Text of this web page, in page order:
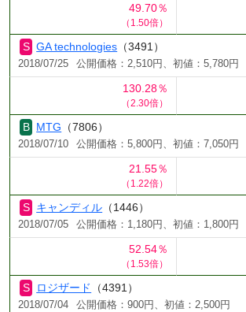
49.70％
（1.50倍）
GA technologies （3491）
2018/07/25 公開価格：2,510円、初値：5,780円
130.28％
（2.30倍）
MTG （7806）
2018/07/10 公開価格：5,800円、初値：7,050円
21.55％
（1.22倍）
キャンディル （1446）
2018/07/05 公開価格：1,180円、初値：1,800円
52.54％
（1.53倍）
ロジザード （4391）
2018/07/04 公開価格：900円、初値：2,500円